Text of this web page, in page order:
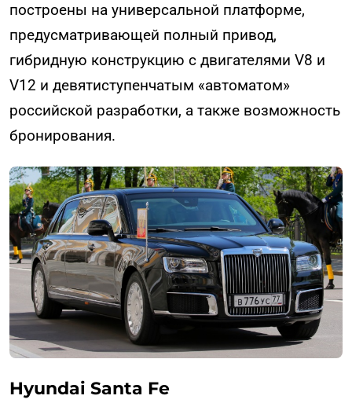
построены на универсальной платформе,
предусматривающей полный привод,
гибридную конструкцию с двигателями V8 и
V12 и девятиступенчатым «автоматом»
российской разработки, а также возможность
бронирования.
Hyundai Santa Fe